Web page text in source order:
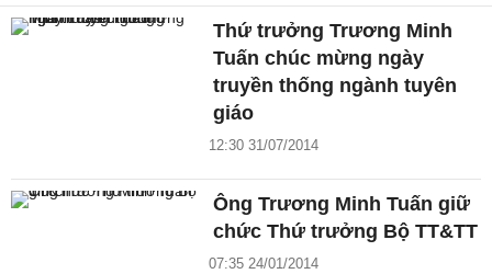
Thứ trưởng Trương Minh
Tuấn chúc mừng ngày
truyền thống ngành tuyên
giáo
12:30 31/07/2014
Ông Trương Minh Tuấn giữ
chức Thứ trưởng Bộ TT&TT
07:35 24/01/2014